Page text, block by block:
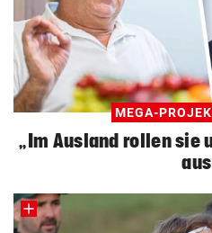
MEGA-
„Im Ausland rollen sie